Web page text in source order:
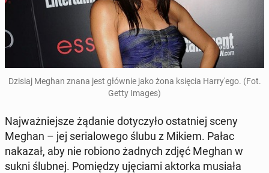
Dzisiaj Meghan znana jest głównie jako żona księcia Har­ry­'e­go. (Fot.
Getty Images)
Naj­waż­niej­sze żądanie do­ty­czy­ło ostat­niej sceny
Meghan – jej se­ria­lo­we­go ślubu z Mikiem. Pałac
nakazał, aby nie robiono żadnych zdjęć Meghan w
sukni ślubnej. Po­mię­dzy uję­cia­mi aktorka musiała